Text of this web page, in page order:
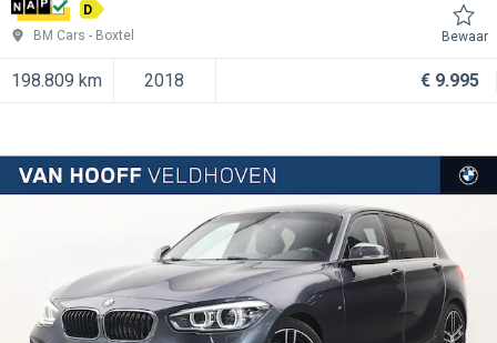
D
BM Cars
Boxtel Bewaar
198.809 km 2018 € 9.995